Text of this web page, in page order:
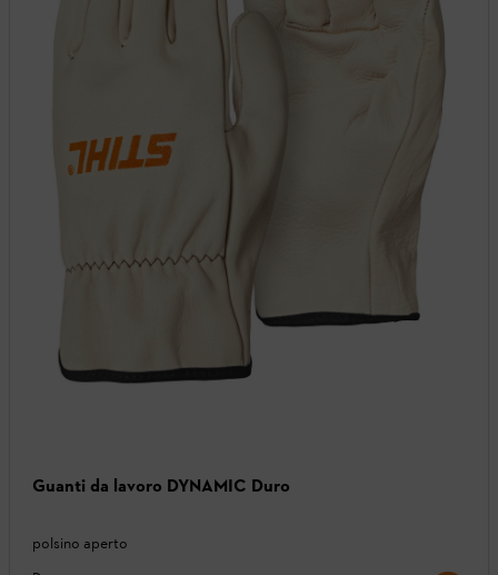
Guanti da lavoro DYNAMIC Duro
polsino aperto